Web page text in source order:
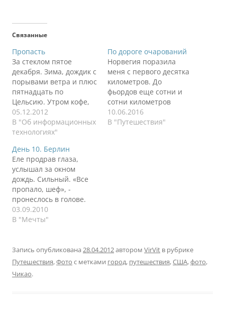
Связанные
Пропасть
За стеклом пятое
декабря. Зима, дождик с
порывами ветра и плюс
пятнадцать по
Цельсию. Утром кофе,
солнышко и отличная
музыка. Моя жизнь
начинает наполняться
случилось за последний
год, но сегодя мы
поговорим о другом. У
меня есть "волшебный
файлик", многие о нем
слышали, куда я
записываю идеи по…
05.12.2012
В "Об информационных
технологиях"
По дороге очарований
Норвегия поразила
меня с первого десятка
километров. До
фьордов еще сотни и
сотни километров
прожженой резины,
тонких изгибов,
10.06.2016
В "Путешествия"
День 10. Берлин
Еле продрав глаза,
услышал за окном
дождь. Сильный. «Все
пропало, шеф», -
пронеслось в голове.
Заснул еще на полчаса.
Через час встал и
Завтрак приятно
удивил. Он был куда
лучше, разнообразнее
и интереснее, чем во
03.09.2010
В "Мечты"
Запись опубликована 28.04.2012автором VirVit в рубрике
Путешествия,Фото с метками город, путешествия,США,фото,
Чикао.